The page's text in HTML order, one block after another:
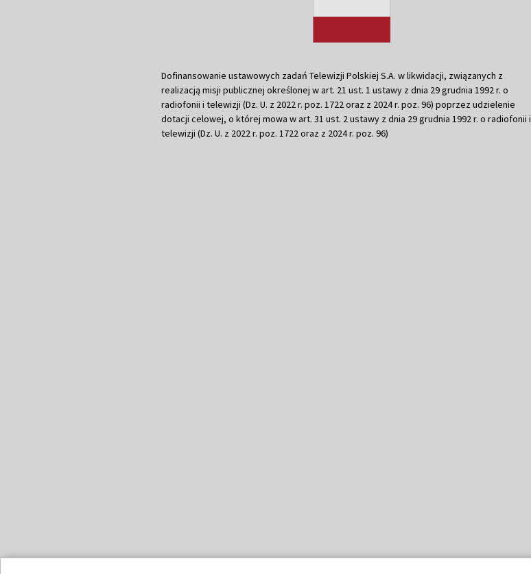
Dofinansowanie ustawowych zadań Telewizji Polskiej S.A. w likwidacji, związanych z
realizacją misji publicznej określonej w art. 21 ust. 1 ustawy z dnia 29 grudnia 1992 r. o
radiofonii i telewizji (Dz. U. z 2022 r. poz. 1722 oraz z 2024 r. poz. 96) poprzez udzielenie
dotacji celowej, o której mowa w art. 31 ust. 2 ustawy z dnia 29 grudnia 1992 r. o radiofonii i
telewizji (Dz. U. z 2022 r. poz. 1722 oraz z 2024 r. poz. 96)